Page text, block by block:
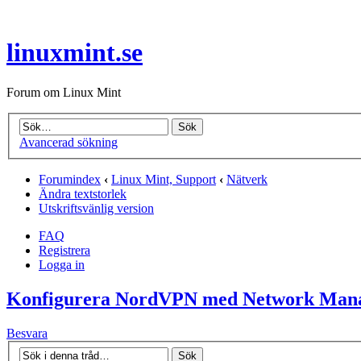
linuxmint.se
Forum om Linux Mint
Avancerad sökning
Forumindex ‹ Linux Mint, Support ‹ Nätverk
Ändra textstorlek
Utskriftsvänlig version
FAQ
Registrera
Logga in
Konfigurera NordVPN med Network
Besvara